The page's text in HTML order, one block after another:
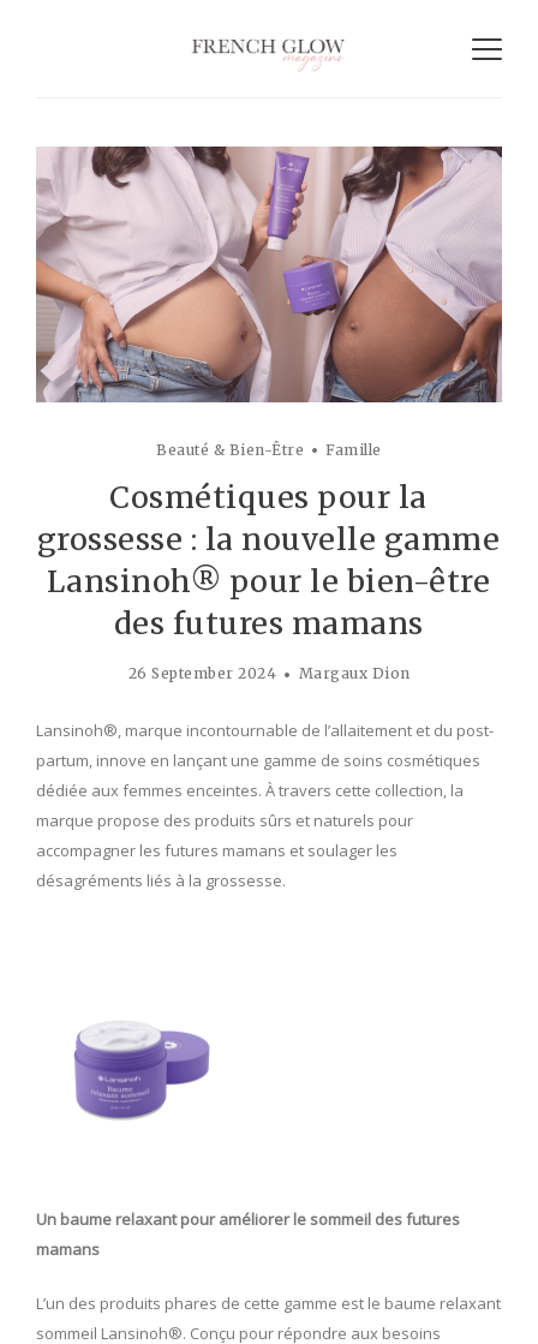
Beauté & Bien-Être Famille
Cosmétiques pour la
grossesse : la nouvelle gamme
Lansinoh® pour le bien-être
des futures mamans
26 September 2024 Margaux Dion
Lansinoh®, marque incontournable de l’allaitement et du post-
partum, innove en lançant une gamme de soins cosmétiques
dédiée aux femmes enceintes. À travers cette collection, la
marque propose des produits sûrs et naturels pour
accompagner les futures mamans et soulager les
désagréments liés à la grossesse.
Un baume relaxant pour améliorer le sommeil des futures
mamans
L’un des produits phares de cette gamme est le baume relaxant
sommeil Lansinoh®. Conçu pour répondre aux besoins